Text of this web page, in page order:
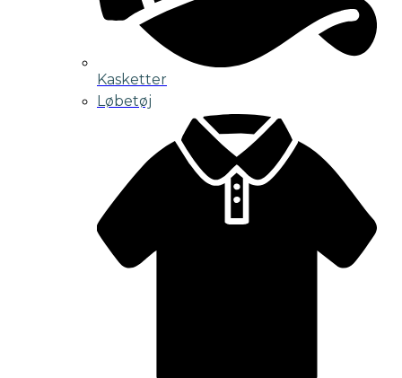
Kasketter
Løbetøj